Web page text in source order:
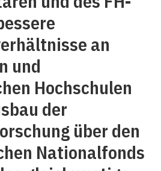
an
und
Hochschulen
der
über den
Nationalfonds